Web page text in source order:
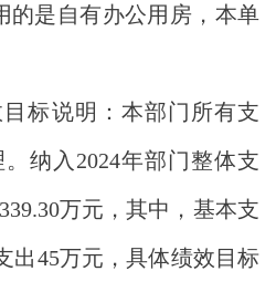
的是自有办公用房，本单
目标说明：本部门所有支
纳入 2024年部门整体支
339.30万元，其中，基本支
出45万元，具体绩效目标